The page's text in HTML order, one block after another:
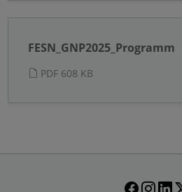
FESN_GNP2025_Programm
PDF 608 KB
Alle